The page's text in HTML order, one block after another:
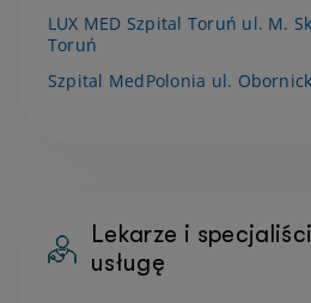
LUX MED Szpital Toruń ul. M.
Toruń
Szpital MedPolonia ul.
Lekarze i
usługę